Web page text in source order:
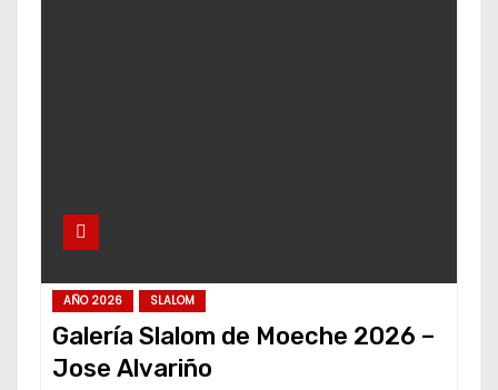
AÑO 2026 SLALOM
Galería Slalom de Moeche 2026 –
Jose Alvariño